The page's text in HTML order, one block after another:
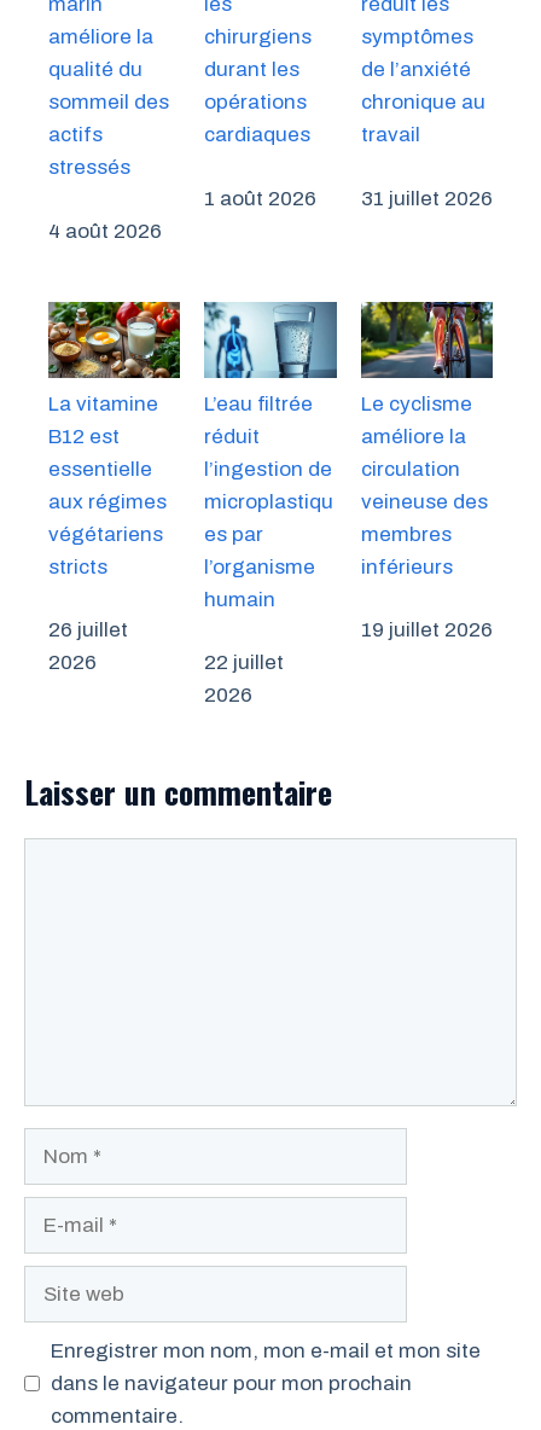
améliore la
qualité du
sommeil des
actifs
stressés
4 août 2026
chirurgiens
durant les
opérations
cardiaques
1 août 2026
symptômes
de l’anxiété
chronique au
travail
31 juillet 2026
La vitamine
B12 est
essentielle
aux régimes
végétariens
stricts
26 juillet
2026
L’eau filtrée
réduit
l’ingestion de
microplastiqu
es par
l’organisme
humain
22 juillet
2026
Le cyclisme
améliore la
circulation
veineuse des
membres
inférieurs
19 juillet 2026
Laisser un commentaire
Site
Enregistrer mon nom, mon e-mail et mon site
dans le navigateur pour mon prochain
commentaire.